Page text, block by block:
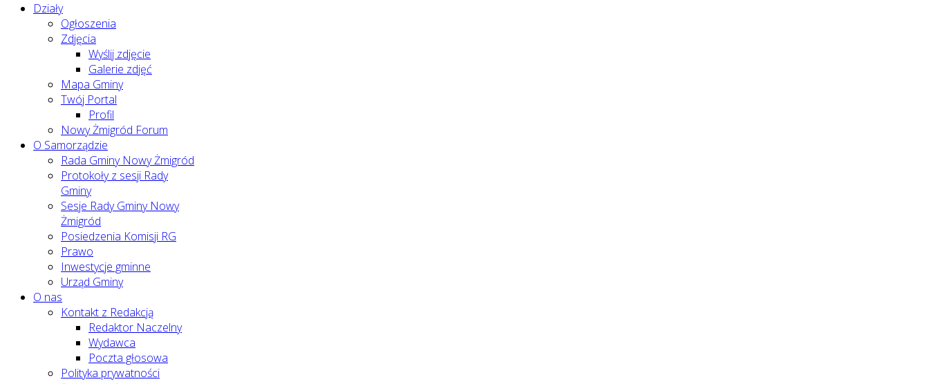
Działy
Ogłoszenia
Zdjęcia
Wyślij zdjęcie
Galerie zdjęć
Mapa Gminy
Twój Portal
Profil
Nowy Żmigród Forum
O Samorządzie
Rada Gminy Nowy Żmigród
Protokoły z sesji Rady
Gminy
Sesje Rady Gminy Nowy
Żmigród
Posiedzenia Komisji RG
Prawo
Inwestycje gminne
Urząd Gminy
O nas
Kontakt z Redakcją
Redaktor Naczelny
Wydawca
Poczta głosowa
Polityka prywatności